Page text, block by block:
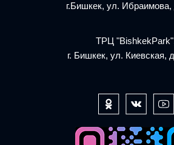
г.Бишкек, ул. Ибраимова,
ТРЦ
г. Бишкек, ул. Киевская,